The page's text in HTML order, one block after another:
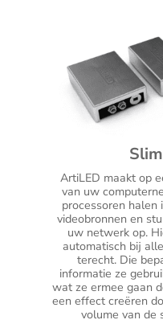
ArtiLED maakt op
van uw
processoren
videobronnen en
uw netwerk op.
automatisch bij
terecht. Die
informatie ze
wat ze ermee gaan
een effect creëren
volume van de